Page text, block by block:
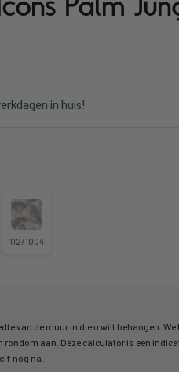
in huis!
van de muur in die u wilt behangen. We
aan. Deze calculator is een
nog na.
112/1004